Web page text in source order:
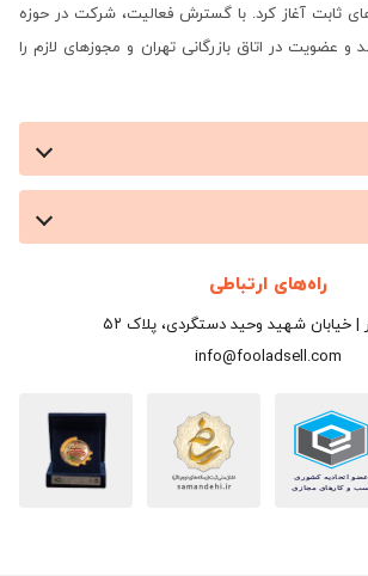
ثابت آغاز کرد. با گسترش فعالیت، شرکت در حوزه
و عضویت در اتاق بازرگانی تهران و مجوزهای لازم را
راه‌های ارتباطی
| خیابان شهید وحید دستگردی، پلاک ۵۲
info@fooladsell.com